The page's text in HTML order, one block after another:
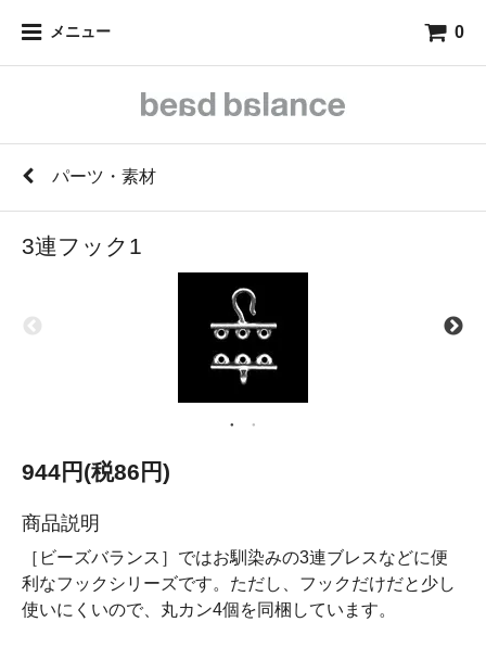
メニュー 0
パーツ・素材
3連フック1
944円(税86円)
商品説明
［ビーズバランス］ではお馴染みの3連ブレスなどに便
利なフックシリーズです。ただし、フックだけだと少し
使いにくいので、丸カン4個を同梱しています。